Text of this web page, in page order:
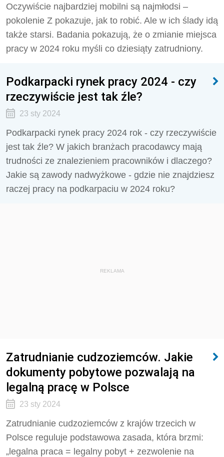
Oczywiście najbardziej mobilni są najmłodsi –
pokolenie Z pokazuje, jak to robić. Ale w ich ślady idą
także starsi. Badania pokazują, że o zmianie miejsca
pracy w 2024 roku myśli co dziesiąty zatrudniony.
Podkarpacki rynek pracy 2024 - czy
rzeczywiście jest tak źle?
23 sty 2024
Podkarpacki rynek pracy 2024 rok - czy rzeczywiście
jest tak źle? W jakich branżach pracodawcy mają
trudności ze znalezieniem pracowników i dlaczego?
Jakie są zawody nadwyżkowe - gdzie nie znajdziesz
raczej pracy na podkarpaciu w 2024 roku?
REKLAMA
Zatrudnianie cudzoziemców. Jakie
dokumenty pobytowe pozwalają na
legalną pracę w Polsce
23 sty 2024
Zatrudnianie cudzoziemców z krajów trzecich w
Polsce reguluje podstawowa zasada, która brzmi:
„legalna praca = legalny pobyt + zezwolenie na